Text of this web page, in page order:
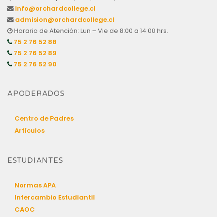
info@orchardcollege.cl
admision@orchardcollege.cl
Horario de Atención: Lun – Vie de 8:00 a 14:00 hrs.
75 2 76 52 88
75 2 76 52 89
75 2 76 52 90
APODERADOS
Centro de Padres
Artículos
ESTUDIANTES
Normas APA
Intercambio Estudiantil
CAOC